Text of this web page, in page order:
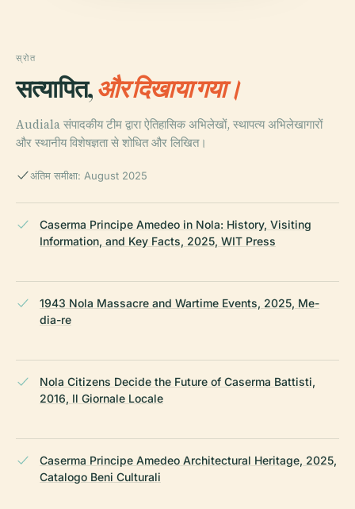
स्रोत
सत्यापित,और दिखाया गया।
Audiala संपादकीय टीम द्वारा ऐतिहासिक अभिलेखों, स्थापत्य अभिलेखागारों
और स्थानीय विशेषज्ञता से शोधित और लिखित।
अंतिम समीक्षा: August 2025
Caserma Principe Amedeo in Nola: History, Visiting
Information, and Key Facts, 2025, WIT Press
1943 Nola Massacre and Wartime Events, 2025, Me-
dia-re
Nola Citizens Decide the Future of Caserma Battisti,
2016, Il Giornale Locale
Caserma Principe Amedeo Architectural Heritage, 2025,
Catalogo Beni Culturali